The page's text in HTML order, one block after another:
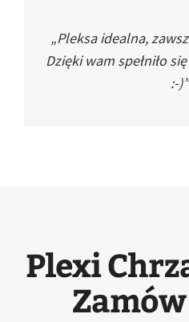
„Pleksa idealna,
Dzięki wam spełniło
:-)”
Plexi